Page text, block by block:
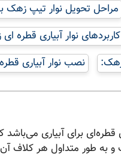
مراحل تحویل نوار تیپ زهک
کاربردهای نوار آبیاری قطره
نصب نوار آبیاری
قطره‌ای برای آبیاری